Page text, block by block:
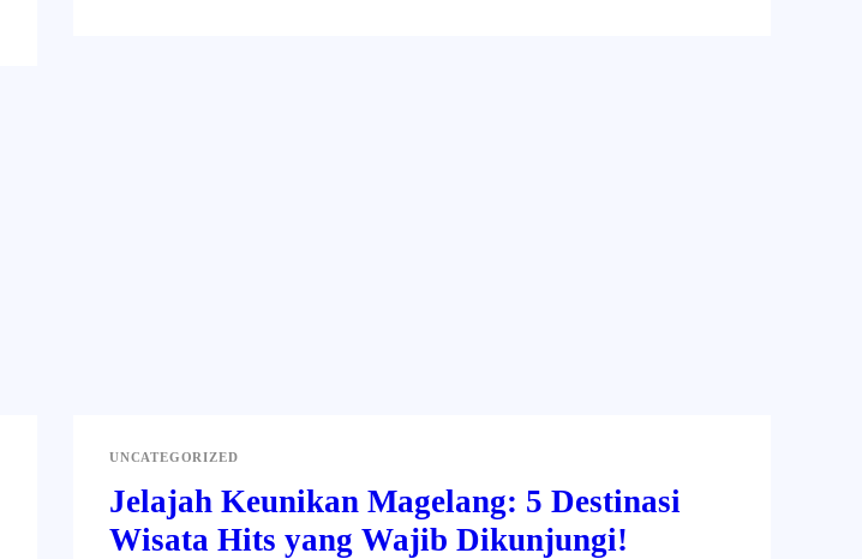
UNCATEGORIZED
Jelajah Keunikan Magelang: 5 Destinasi
Wisata Hits yang Wajib Dikunjungi!